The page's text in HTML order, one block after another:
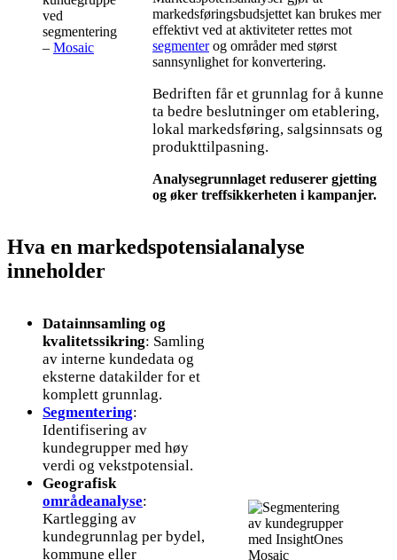
ved
segmentering
– Mosaic
markedsføringsbudsjettet kan brukes mer
effektivt ved at aktiviteter rettes mot
segmenterog områder med størst
sannsynlighet for konvertering.
Bedriften får et grunnlag for å kunne
ta bedre beslutninger om etablering,
lokal markedsføring, salgsinnsats og
produkttilpasning.
Analysegrunnlaget reduserer gjetting
og øker treffsikkerheten i kampanjer.
Hva en markeds­potensialanalyse
inneholder
Datainnsamling og
kvalitetssikring: Samling
av interne kundedata og
eksterne datakilder for et
komplett grunnlag.
Segmentering:
Identifisering av
kundegrupper med høy
verdi og vekstpotensial.
Geografisk
områdeanalyse:
Kartlegging av
kundegrunnlag per bydel,
kommune eller